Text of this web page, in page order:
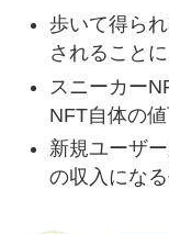
歩いて得ら
されること
スニーカー
NFT自体の値
新規ユーザ
の収入にな